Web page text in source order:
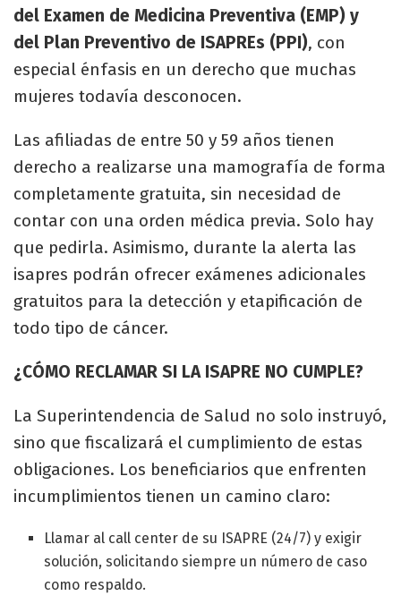
del Examen de Medicina Preventiva (EMP) y
del Plan Preventivo de ISAPREs (PPI), con
especial énfasis en un derecho que muchas
mujeres todavía desconocen.
Las afiliadas de entre 50 y 59 años tienen
derecho a realizarse una mamografía de forma
completamente gratuita, sin necesidad de
contar con una orden médica previa. Solo hay
que pedirla. Asimismo, durante la alerta las
isapres podrán ofrecer exámenes adicionales
gratuitos para la detección y etapificación de
todo tipo de cáncer.
¿CÓMO RECLAMAR SI LA ISAPRE NO CUMPLE?
La Superintendencia de Salud no solo instruyó,
sino que fiscalizará el cumplimiento de estas
obligaciones. Los beneficiarios que enfrenten
incumplimientos tienen un camino claro:
Llamar al call center de su ISAPRE (24/7) y exigir
solución, solicitando siempre un número de caso
como respaldo.